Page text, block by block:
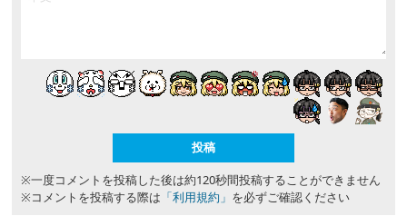
※一度コメントを投稿した後は約120秒間投稿することができません
※コメントを投稿する際は 「利用規約」 を必ずご確認ください